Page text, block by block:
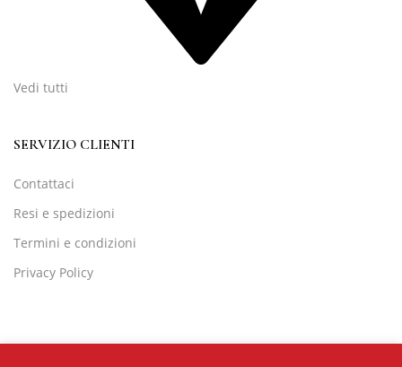
Vedi tutti
SERVIZIO CLIENTI
Contattaci
Resi e spedizioni
Termini e condizioni
Privacy Policy